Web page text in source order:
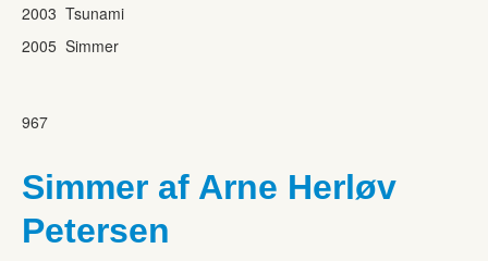
2003 Tsunami
2005 Simmer
967
Simmer af Arne Herløv
Petersen